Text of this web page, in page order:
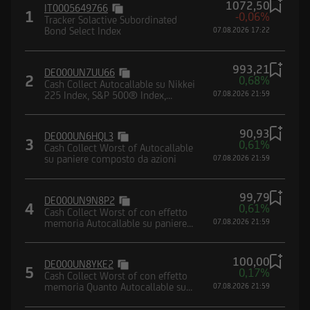
1
IT0005649766
Tracker Solactive Subordinated
Bond Select Index
1072,50
-0,06%
07.08.2026 17:22
2
DE000UN7UU66
Cash Collect Autocallable su Nikkei
225 Index, S&P 500® Index,
STOXX® Banks Index
993,21
0,68%
07.08.2026 21:59
3
DE000UN6HQL3
Cash Collect Worst of Autocallable
su paniere composto da azioni
90,93
0,61%
07.08.2026 21:59
4
DE000UN9N8P2
Cash Collect Worst of con effetto
memoria Autocallable su paniere
99,79
0,61%
07.08.2026 21:59
5
DE000UN8YKE2
Cash Collect Worst of con effetto
memoria Quanto Autocallable su
100,00
0,17%
07.08.2026 21:59
Borsa (CONSOB) e dalla Federal Financial
Supervisory Authority (BaFin).
Dichiaro di avere letto e compreso la suddetta
informativa, nonché di accettare e rispettare le
condizioni e restrizioni di utilizzo del Sito.
Dichiaro, inoltre, di non essere soggetto
residente, domiciliato, né di trovarmi
attualmente negli Stati Uniti d'America, Canada,
Australia, Giappone o negli Altri Paesi, di non
essere né agire per conto o a beneficio di una
United States Person secondo la definizione
contenuta nel Regulation S dello United States
Securities Act del 1933 e successive modifiche,
nonché di impegnarmi a non trasmettere negli